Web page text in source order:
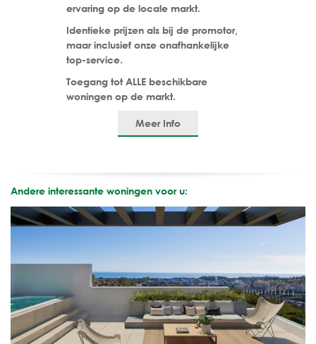
ervaring op de locale markt.
Identieke prijzen als bij de promotor,
maar inclusief onze onafhankelijke
top-service.
Toegang tot ALLE beschikbare
woningen op de markt.
Meer Info
Andere interessante woningen voor u: